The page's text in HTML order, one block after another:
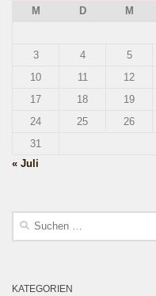
M
D M
3
4 5
10
11 12
17
18 19
24
25 26
31
« Juli
Suchen
KATEGORIEN